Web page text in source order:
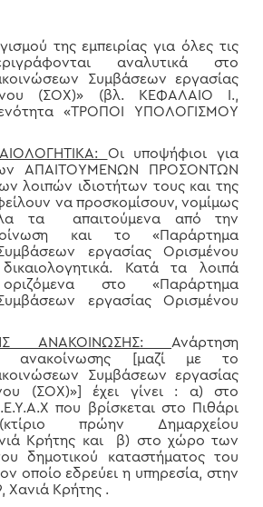
της εμπειρίας για όλες τις
αναλυτικά στο
Συμβάσεων εργασίας
(ΣΟΧ)» (βλ. ΚΕΦΑΛΑΙΟ I.,
«ΤΡΟΠΟΙ ΥΠΟΛΟΓΙΣΜΟΥ
Οι υποψήφιοι για
ΑΠΑΙΤΟΥΜΕΝΩΝ ΠΡΟΣΟΝΤΩΝ
λοιπών ιδιοτήτων τους και της
να προσκομίσουν, νομίμως
τα απαιτούμενα από την
και το «Παράρτημα
εργασίας Ορισμένου
Κατά τα λοιπά
στο «Παράρτημα
εργασίας Ορισμένου
ΑΝΑΚΟΙΝΩΣΗΣ: Ανάρτηση
ανακοίνωσης [μαζί με το
Συμβάσεων εργασίας
(ΣΟΧ)»] έχει γίνει : α) στο
που βρίσκεται στο Πιθάρι
πρώην Δημαρχείου
Κρήτης και β) στο χώρο των
δημοτικού καταστήματος του
οποίο εδρεύει η υπηρεσία, στην
Χανιά Κρήτης .